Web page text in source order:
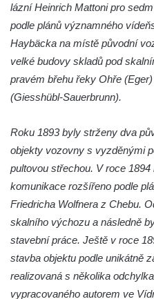
Úpravna vody Bílý potok –
Barokní sýpka (bývalá tvrz) v
Bývalý statek čp. 14 v
Nádražní budova v Chotyni
Bývalá venkovská usedlost
Fara u kostela Navštívení
Lobendavě
Bývalé děkanství u kostela
Horním Slavkově
Skalní most Bastei
Mayerův gloriet v Karlových
lázní Heinrich Mattoni pro
podle plánů významného
Haybäcka na místě původní
velké budovy skladů pod
pravém břehu řeky Ohře
(Giesshübl-Sauerbrunn).
Roku 1893 byly strženy dva
objekty vozovny s vyzděnými
pultovou střechou. V roce
komunikace rozšířeno podle
Friedricha Wolfnera z Chebu.
skalního výchozu a následně
stavební práce. Ještě v roce
stavba objektu podle unikátně
realizovaná s několika
vypracovaného autorem ve